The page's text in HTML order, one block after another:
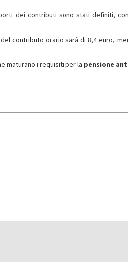
dei contributi sono stati definiti,
contributo orario sarà di 8,4 euro,
maturano i requisiti per la pensione